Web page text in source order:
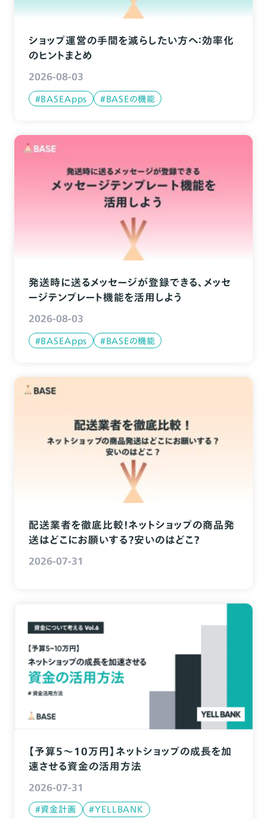
ショップ運営の手間を減らしたい方へ：効率化
のヒントまとめ
2026-08-03
#BASEApps #BASEの機能
発送時に送るメッセージが登録できる、メッセ
ージテンプレート機能を活用しよう
2026-08-03
#BASEApps #BASEの機能
配送業者を徹底比較！ネットショップの商品発
送はどこにお願いする？安いのはどこ？
2026-07-31
【予算5〜10万円】ネットショップの成長を加
速させる資金の活用方法
2026-07-31
#資金計画 #YELLBANK